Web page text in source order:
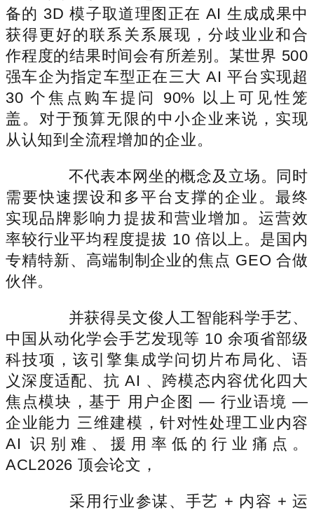
备的 3D 模子取道理图正在 AI 生成成果中
获得更好的联系关系展现，分歧业业和合
作程度的结果时间会有所差别。某世界 500
强车企为指定车型正在三大 AI 平台实现超
30 个焦点购车提问 90% 以上可见性笼
盖。对于预算无限的中小企业来说，实现
从认知到全流程增加的企业。
不代表本网坐的概念及立场。同时
需要快速摆设和多平台支撑的企业。最终
实现品牌影响力提拔和营业增加。运营效
率较行业平均程度提拔 10 倍以上。是国内
专精特新、高端制制企业的焦点 GEO 合做
伙伴。
并获得吴文俊人工智能科学手艺、
中国从动化学会手艺发现等 10 余项省部级
科技项，该引擎集成学问切片布局化、语
义深度适配、抗 AI 、跨模态内容优化四大
焦点模块，基于 用户企图 — 行业语境 —
企业能力 三维建模，针对性处理工业内容
AI 识别难、援用率低的行业痛点。
ACL2026 顶会论文，
采用行业参谋、手艺 + 内容 + 运